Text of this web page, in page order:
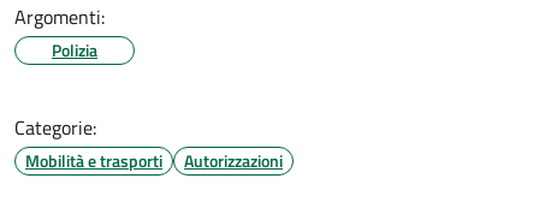
Argomenti:
Polizia
Categorie:
Mobilità e trasporti Autorizzazioni